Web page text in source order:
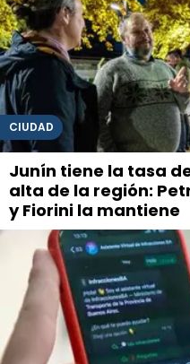
CIUDAD
Junín tiene la tasa
alta de la región:
y Fiorini la mantiene